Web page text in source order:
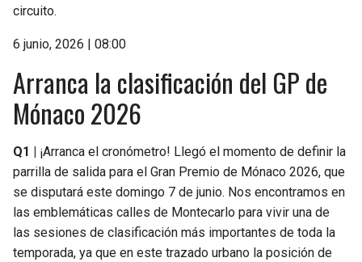
circuito.
6 junio, 2026 | 08:00
Arranca la clasificación del GP de
Mónaco 2026
Q1 |
¡Arranca el cronómetro! Llegó el momento de definir la
parrilla de salida para el Gran Premio de Mónaco 2026, que
se disputará este domingo 7 de junio. Nos encontramos en
las emblemáticas calles de Montecarlo para vivir una de
las sesiones de clasificación más importantes de toda la
temporada, ya que en este trazado urbano la posición de